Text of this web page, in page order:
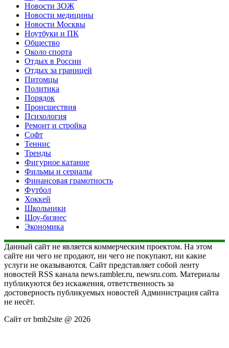
Новости ЗОЖ
Новости медицины
Новости Москвы
Ноутбуки и ПК
Общество
Около спорта
Отдых в России
Отдых за границей
Питомцы
Политика
Порядок
Происшествия
Психология
Ремонт и стройка
Софт
Теннис
Тренды
Фигурное катание
Фильмы и сериалы
Финансовая грамотность
Футбол
Хоккей
Школьники
Шоу-бизнес
Экономика
Данный сайт не является коммерческим проектом. На этом
сайте ни чего не продают, ни чего не покупают, ни какие
услуги не оказываются. Сайт представляет собой ленту
новостей RSS канала news.rambler.ru, newsru.com. Материалы
публикуются без искажения, ответственность за
достоверность публикуемых новостей Администрация сайта
не несёт.
Сайт от bmb2site @ 2026